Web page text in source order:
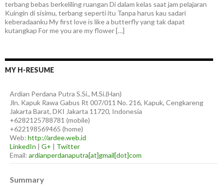
terbang bebas berkeliling ruangan Di dalam kelas saat jam pelajaran
Kuingin di sisimu, terbang seperti itu Tanpa harus kau sadari
keberadaanku My first love is like a butterfly yang tak dapat
kutangkap For me you are my flower […]
MY H-RESUME
Ardian Perdana Putra S.Si., M.Si.(Han)
Jln. Kapuk Rawa Gabus Rt 007/011 No. 216, Kapuk, Cengkareng
Jakarta Barat, DKI Jakarta 11720, Indonesia
+6282125788781 (mobile)
+622198569465 (home)
Web: http://ardee.web.id
LinkedIn | G+ | Twitter
Email: ardianperdanaputra[at]gmail[dot]com
Summary